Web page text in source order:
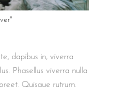
dapibus in, viverra
Phasellus viverra nulla
Quisque rutrum.